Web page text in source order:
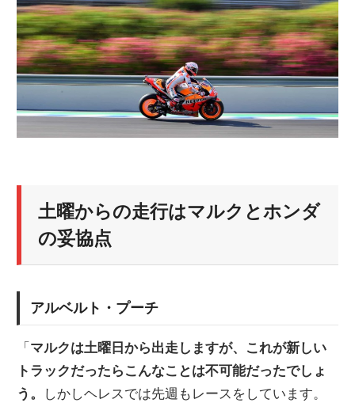
土曜からの走行はマルクとホンダ
の妥協点
アルベルト・プーチ
「 マルクは土曜日から出走しますが、これが新しい
トラックだったらこんなことは不可能だったでしょ
う。
しかしヘレスでは先週もレースをしています。